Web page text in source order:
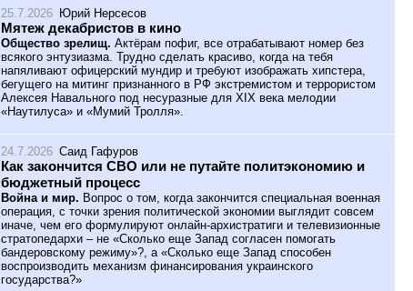
25.7.2026 Юрий Нерсесов
Мятеж декабристов в кино
Общество зрелищ. Актёрам пофиг, все отрабатывают номер без
всякого энтузиазма. Трудно сделать красиво, когда на тебя
напяливают офицерский мундир и требуют изображать хипстера,
бегущего на митинг признанного в РФ экстремистом и террористом
Алексея Навального под несуразные для XIX века мелодии
«Наутилуса» и «Мумий Тролля».
24.7.2026 Саид Гафуров
Как закончится СВО или не путайте политэкономию и
бюджетный процесс
Война и мир. Вопрос о том, когда закончится специальная военная
операция, с точки зрения политической экономии выглядит совсем
иначе, чем его формулируют онлайн-архистратиги и телевизионные
стратопедархи – не «Сколько еще Запад согласен помогать
бандеровскому режиму»?, а «Сколько еще Запад способен
воспроизводить механизм финансирования украинского
государства?»